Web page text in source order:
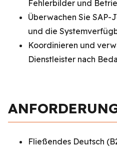
Fehlerbilder und
Überwachen Sie SAP-
und die
Koordinieren und
Dienstleister nach
Fließendes Deutsch